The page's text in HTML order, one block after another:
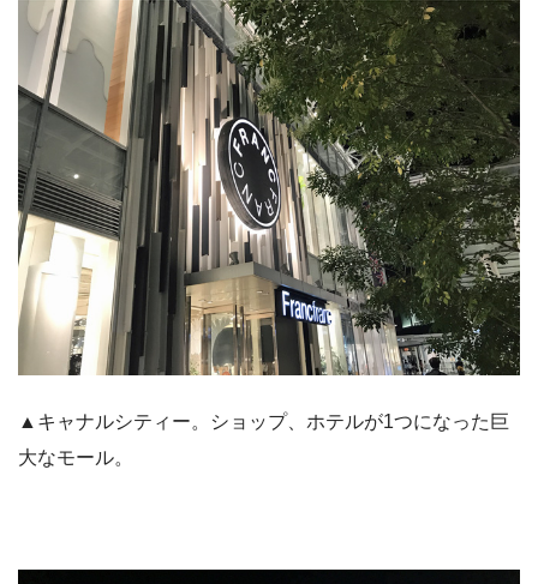
▲キャナルシティー。ショップ、ホテルが1つになった巨
大なモール。